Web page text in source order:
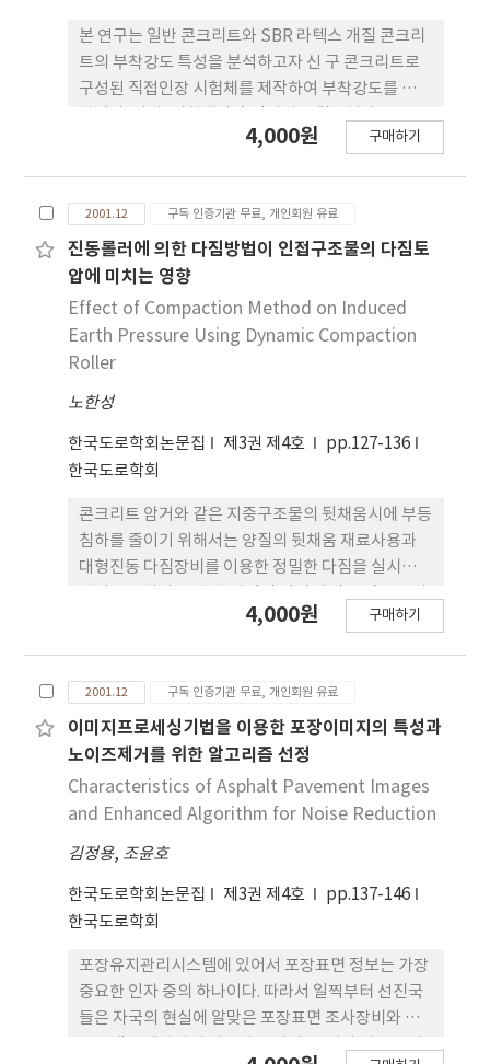
본 연구는 일반 콘크리트와 SBR 라텍스 개질 콘크리
트의 부착강도 특성을 분석하고자 신 구 콘크리트로
구성된 직접인장 시험체를 제작하여 부착강도를 측정
$360^{\circ}$ 회전이 가능하도록 시험장비를 개선
면 처리상태, 표면 함수상태로 정하였으며 실험결과
는 다음과 같다; 라텍스 혼입률이 증가함에 따라 부착
강도도 증가하였으며, 혼입률 15%에서 37%의 증진
을 보였다. 이것은 라텍스가 골재와 시멘트 페이스트
사이에 충전되어 필름 막을 형성하고 부착력을 증진
시켰기 때문인 것으로 판단된다. 표면처리에 따라 부
어 부러쉬에 의해 표면처리를 하였을 경우 부착강도
는 단순 절단한 경우보다 약 49% 증가하였다. 표면함
수 상태에 따른 영향을 고찰한 결과, 부착강도는 기존
콘크리트 표면이 건조하였을 경우에 가장 작게 나타
났고, 자유수가 표면에 있을 때가 그 다음을 나타냈으
며, 표면건조포화상태에선 37% 증가하여 가장 크게
나타났다. 따라서 부착강도를 증진시키기 위해서는
적절한 표면처리와 표면함수상태의 유지가 필수적임
4,000원 구매하기
2001.12 구독 인증기관 무료, 개인회원 유료
진동롤러에 의한 다짐방법이 인접구조물의 다짐토
압에 미치는 영향
Effect of Compaction Method on Induced
Earth Pressure Using Dynamic Compaction
Roller
노한성
한국도로학회논문집 제3권 제4호
pp.127-136
한국도로학회
콘크리트 암거와 같은 지중구조물의 뒷채움시에 부등
침하를 줄이기 위해서는 양질의 뒷채움 재료사용과
대형진동 다짐장비를 이용한 정밀한 다짐을 실시하는
의 강한 진동을 함께 구조물부에 근접하여 다지는 것
수 있다. 본 논문에서는 콘크리트 암거의 뒷채움 시공
을 위하여 충격완화재의 종류와 다짐방법을 변화하여
다짐시의 구조물에 발생하는 다짐토압을 현장계측을
통하여 분석하였다. 타이어칩과 발포 폴리 스틸렌을
사용한 패널들을 뒷채움 다짐시공전 암거 벽면에 부
착하였다. 충격완화재 Type A(Rubber)와 Type
B(EPS)의 성능 비교를 위한 실내시험 결과 Type A
는 Type B보다 작은 탄성계수와 큰 재료감쇠를 가지
고 있어 보다 큰 충격완화효과를 기대할 수 있는 것으
로 나타났다. 다짐장비는 대부분 큰 다짐에너지를 위
하여 고주파수인 30Hz를 적용하였다. 현장계측 결과
로부터 다짐하중에 의한 동적 수평토압의 크기는 다
짐장비의 가진여부, 측정깊이, 다짐장비 이격거리 및
다짐방향에 의존하고 있었다. 암거의 동적 수평토압
4,000원 구매하기
2001.12 구독 인증기관 무료, 개인회원 유료
이미지프로세싱기법을 이용한 포장이미지의 특성과
노이즈제거를 위한 알고리즘 선정
Characteristics of Asphalt Pavement Images
and Enhanced Algorithm for Noise Reduction
김정용, 조윤호
한국도로학회논문집 제3권 제4호
pp.137-146
한국도로학회
포장유지관리시스템에 있어서 포장표면 정보는 가장
중요한 인자 중의 하나이다. 따라서 일찍부터 선진국
들은 자국의 현실에 알맞은 포장표면 조사장비와 프